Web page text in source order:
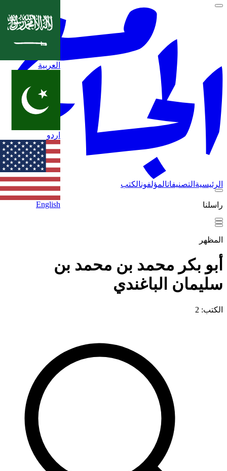
الرئيسية التصنيفاتالمؤلفونالكتب
راسلنا
العربية
اردو
English
المظهر
أبو بكر محمد بن محمد بن
سليمان الباغندي
الكتب: 2